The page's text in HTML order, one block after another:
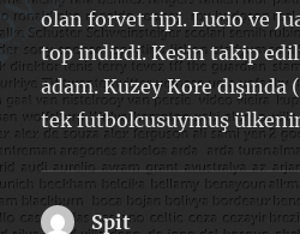
olan forvet tipi. Lucio ve
top indirdi. Kesin takip
adam. Kuzey Kore
tek futbolcusuymuş
Spitdedi